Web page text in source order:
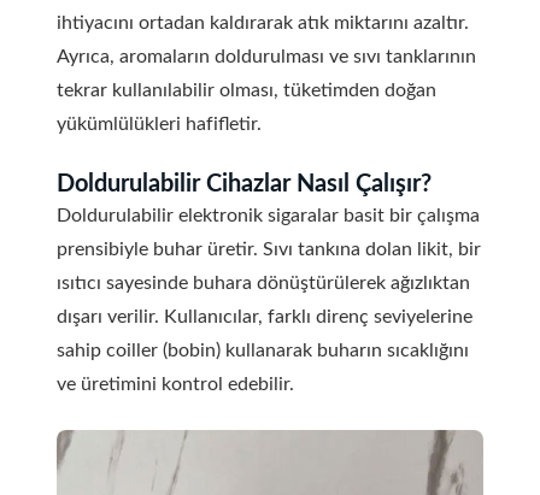
ihtiyacını ortadan kaldırarak atık miktarını azaltır.
Ayrıca, aromaların doldurulması ve sıvı tanklarının
tekrar kullanılabilir olması, tüketimden doğan
yükümlülükleri hafifletir.
Doldurulabilir Cihazlar Nasıl Çalışır?
Doldurulabilir elektronik sigaralar basit bir çalışma
prensibiyle buhar üretir. Sıvı tankına dolan likit, bir
ısıtıcı sayesinde buhara dönüştürülerek ağızlıktan
dışarı verilir. Kullanıcılar, farklı direnç seviyelerine
sahip coiller (bobin) kullanarak buharın sıcaklığını
ve üretimini kontrol edebilir.